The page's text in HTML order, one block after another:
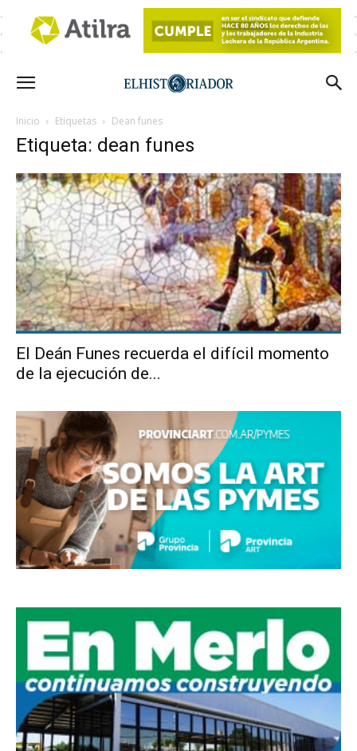
Inicio Etiquetas Dean funes
Etiqueta: dean funes
El Deán Funes recuerda el difícil momento
de la ejecución de...